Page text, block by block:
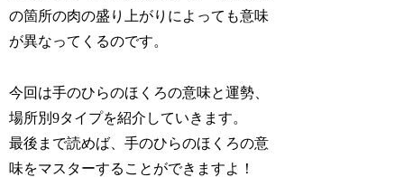
の箇所の肉の盛り上がりによっても意味
が異なってくるのです。
今回は手のひらのほくろの意味と運勢、
場所別9タイプを紹介していきます。
最後まで読めば、手のひらのほくろの意
味をマスターすることができますよ！